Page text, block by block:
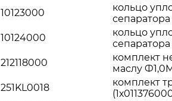
10123000
кольцо
сепаратора
10124000
кольцо
сепаратора
212118000
комплект
маслу
251KL0018
комплект